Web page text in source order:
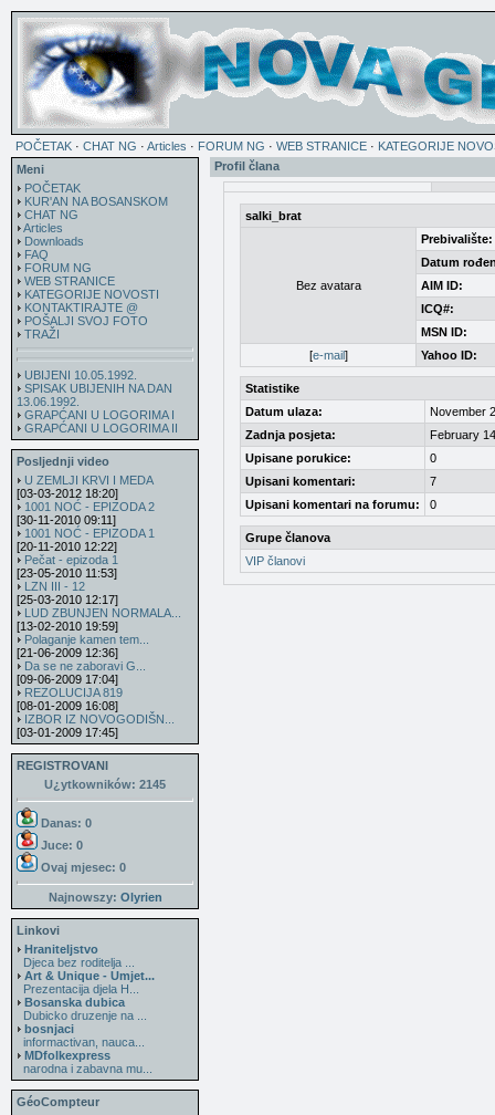
POČETAK · CHAT NG · Articles · FORUM NG · WEB STRANICE · KATEGORIJE
Meni
POČETAK
KUR'AN NA BOSANSKOM
CHAT NG
Articles
Downloads
FAQ
FORUM NG
WEB STRANICE
KATEGORIJE NOVOSTI
KONTAKTIRAJTE @
POŠALJI SVOJ FOTO
TRAŽI
UBIJENI 10.05.1992.
SPISAK UBIJENIH NA DAN
13.06.1992.
GRAPĆANI U LOGORIMA I
GRAPĆANI U LOGORIMA II
Posljednji video
U ZEMLJI KRVI I MEDA
[03-03-2012 18:20]
1001 NOĆ - EPIZODA 2
[30-11-2010 09:11]
1001 NOĆ - EPIZODA 1
[20-11-2010 12:22]
Pečat - epizoda 1
[23-05-2010 11:53]
LZN III - 12
[25-03-2010 12:17]
LUD ZBUNJEN NORMALA...
[13-02-2010 19:59]
Polaganje kamen tem...
[21-06-2009 12:36]
Da se ne zaboravi G...
[09-06-2009 17:04]
REZOLUCIJA 819
[08-01-2009 16:08]
IZBOR IZ NOVOGODIŠN...
[03-01-2009 17:45]
REGISTROVANI
U¿ytkowników: 2145
Danas: 0
Juce: 0
Ovaj mjesec: 0
Najnowszy: Olyrien
Linkovi
Hraniteljstvo
Djeca bez roditelja ...
Art & Unique - Umjet...
Prezentacija djela H...
Bosanska dubica
Dubicko druzenje na ...
bosnjaci
informactivan, nauca...
MDfolkexpress
narodna i zabavna mu...
GéoCompteur
Profil člana
salki_brat
Bez avatara
Prebivalište:
Datum
AIM ID:
ICQ#:
MSN ID:
[e-mail] Yahoo ID:
Statistike
Datum ulaza:
November
Zadnja posjeta:
February
Upisane porukice:
0
Upisani komentari:
7
Upisani komentari na forumu:
0
Grupe članova
VIP članovi